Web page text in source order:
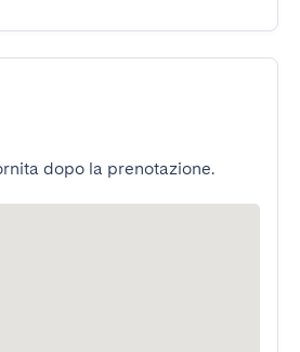
dopo la prenotazione.